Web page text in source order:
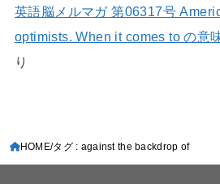
英語脳メルマガ 第06317号
optimists. When it comes to の意
り
HOME タグ : against the backdrop of